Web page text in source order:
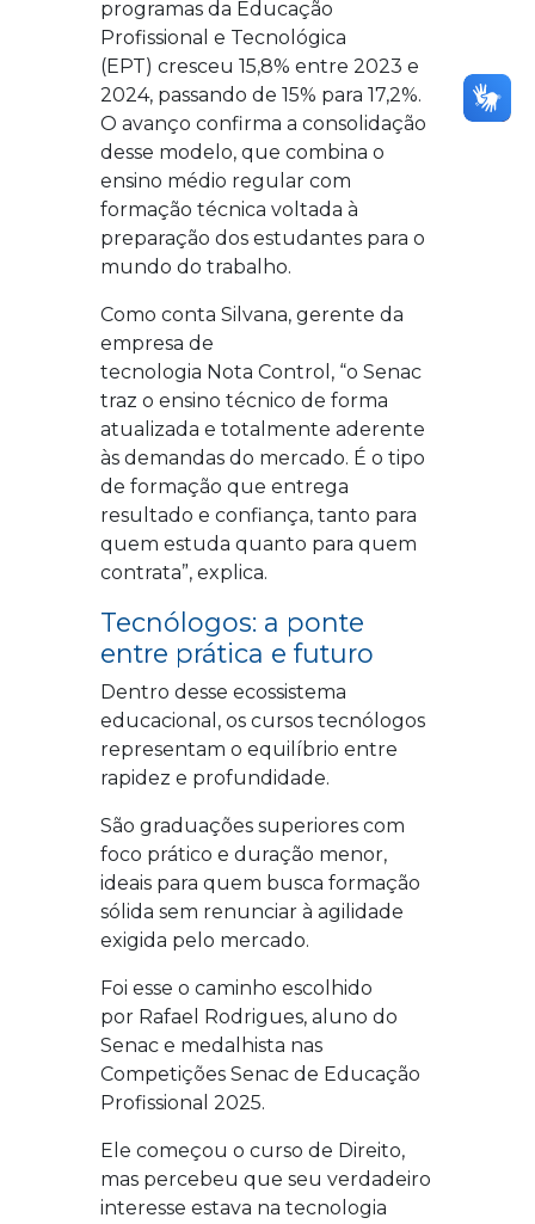
programas da Educação
Profissional e Tecnológica
(EPT) cresceu 15,8% entre 2023 e
2024, passando de 15% para 17,2%.
O avanço confirma a consolidação
desse modelo, que combina o
ensino médio regular com
formação técnica voltada à
preparação dos estudantes para o
mundo do trabalho.
Como conta Silvana, gerente da
empresa de
tecnologia Nota Control , “o Senac
traz o ensino técnico de forma
atualizada e totalmente aderente
às demandas do mercado. É o tipo
de formação que entrega
resultado e confiança, tanto para
quem estuda quanto para quem
contrata”, explica.
Tecnólogos: a ponte
entre prática e futuro
Dentro desse ecossistema
educacional, os cursos tecnólogos
representam o equilíbrio entre
rapidez e profundidade.
São graduações superiores com
foco prático e duração menor,
ideais para quem busca formação
sólida sem renunciar à agilidade
exigida pelo mercado.
Foi esse o caminho escolhido
por Rafael Rodrigues, aluno do
Senac e medalhista nas
Competições Senac de Educação
Profissional 2025.
Ele começou o curso de Direito,
mas percebeu que seu verdadeiro
interesse estava na tecnologia